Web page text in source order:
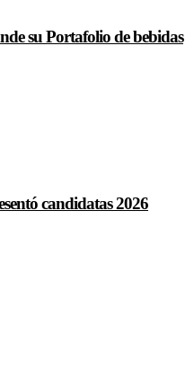
su Portafolio de bebidas
candidatas 2026